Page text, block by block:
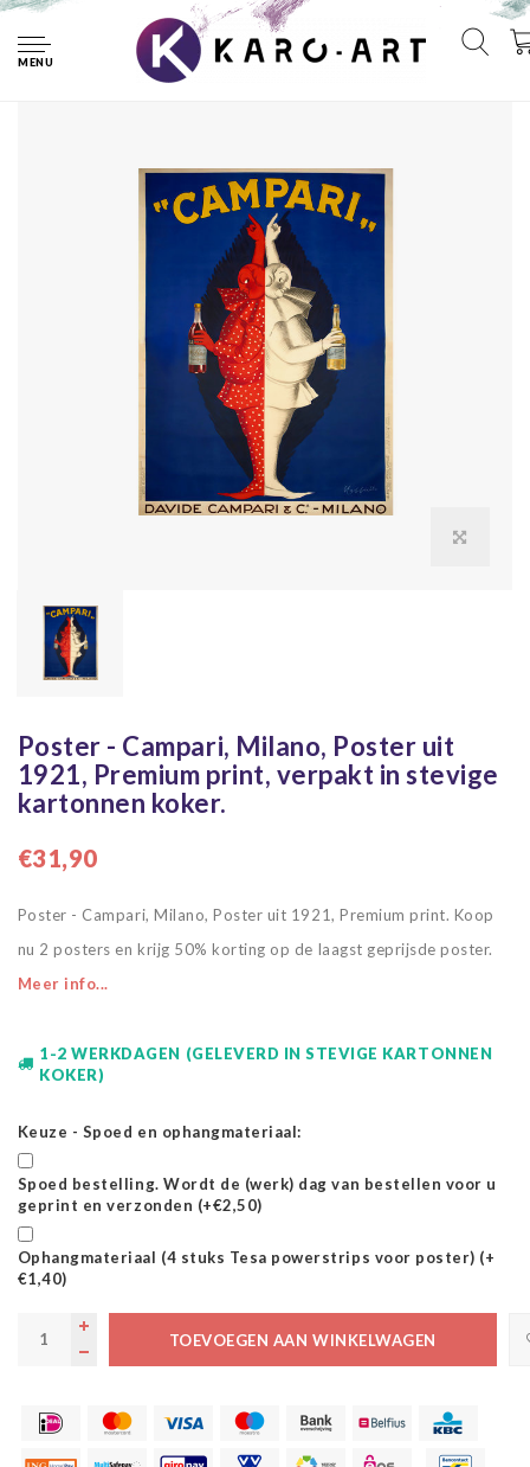
MENU
Poster - Campari, Milano, Poster uit 1921, Premium print,
verpakt in stevige kartonnen koker.
Poster - Campari, Milano, Poster uit
1921, Premium print, verpakt in stevige
kartonnen koker.
€31,90
Poster - Campari, Milano, Poster uit 1921, Premium print. Koop
nu 2 posters en krijg 50% korting op de laagst geprijsde poster.
Meer info...
1-2 WERKDAGEN (GELEVERD IN STEVIGE KARTONNEN
KOKER)
Keuze - Spoed en ophangmateriaal:
Spoed bestelling. Wordt de (werk) dag van bestellen voor u
geprint en verzonden (+€2,50)
Ophangmateriaal (4 stuks Tesa powerstrips voor poster) (+
€1,40)
TOEVOEGEN AAN WINKELWAGEN